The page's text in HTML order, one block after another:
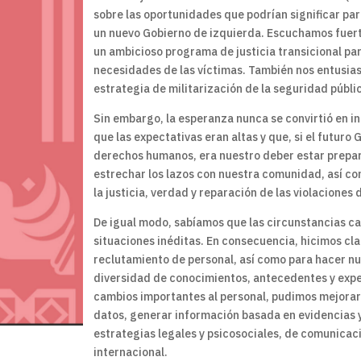
sobre las oportunidades que podrían significar
un nuevo Gobierno de izquierda. Escuchamos
un ambicioso programa de justicia transicional
necesidades de las víctimas. También nos
estrategia de militarización de la seguridad
Sin embargo, la esperanza nunca se convirtió en
que las expectativas eran altas y que, si el futuro
derechos humanos, era nuestro deber estar
estrechar los lazos con nuestra comunidad, así
la justicia, verdad y reparación de las violaciones
De igual modo, sabíamos que las circunstancias
situaciones inéditas. En consecuencia, hicimos
reclutamiento de personal, así como para hacer
diversidad de conocimientos, antecedentes y
cambios importantes al personal, pudimos
datos, generar información basada en
estrategias legales y psicosociales, de
internacional.